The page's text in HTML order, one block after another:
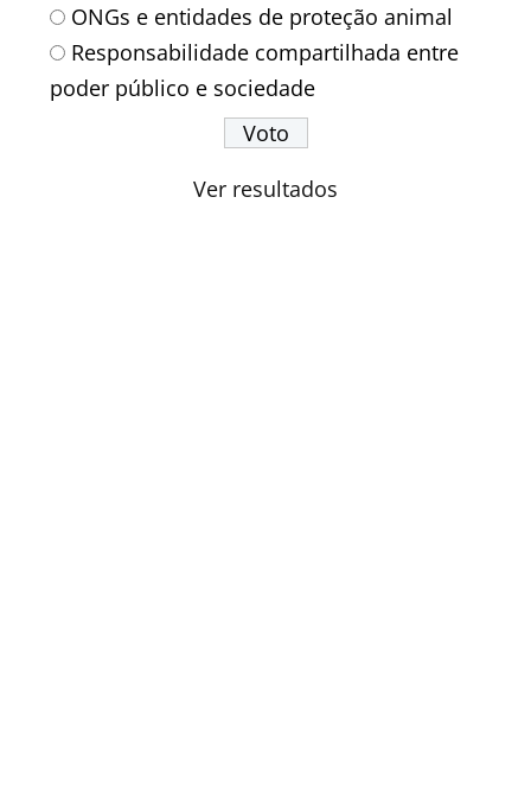
ONGs e entidades de proteção animal
Responsabilidade compartilhada entre
poder público e sociedade
Ver resultados